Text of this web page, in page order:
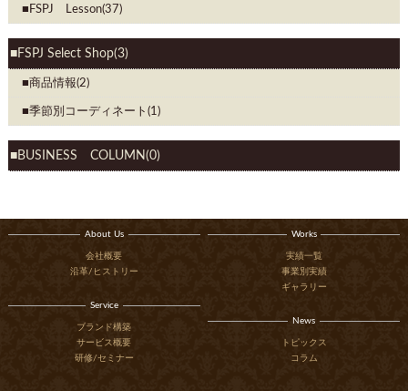
FSPJ Lesson(37)
FSPJ Select Shop(3)
商品情報(2)
季節別コーディネート(1)
BUSINESS COLUMN(0)
About Us
会社概要
沿革/ヒストリー
Service
ブランド構築
サービス概要
研修/セミナー
Works
実績一覧
事業別実績
ギャラリー
News
トピックス
コラム